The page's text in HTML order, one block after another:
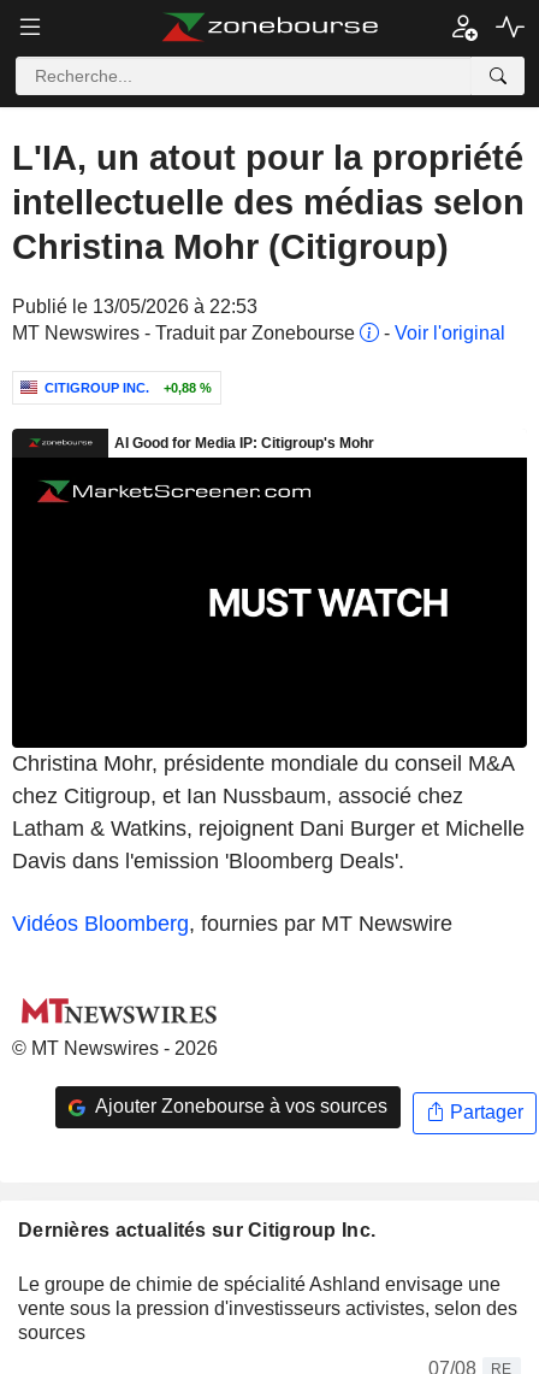
L'IA, un atout pour la propriété
intellectuelle des médias selon
Christina Mohr (Citigroup)
Publié le 13/05/2026 à 22:53
MT Newswires - Traduit par Zonebourse
- Voir l'original
CITIGROUP INC. +0,88 %
Christina Mohr, présidente mondiale du conseil M&A
chez Citigroup, et Ian Nussbaum, associé chez
Latham & Watkins, rejoignent Dani Burger et Michelle
Davis dans l'emission 'Bloomberg Deals'.
Vidéos Bloomberg, fournies par MT Newswire
© MT Newswires - 2026
Ajouter Zonebourse à vos sources Partager
Dernières actualités sur Citigroup Inc.
Le groupe de chimie de spécialité Ashland envisage une
vente sous la pression d'investisseurs activistes, selon des
sources
07/08
RE